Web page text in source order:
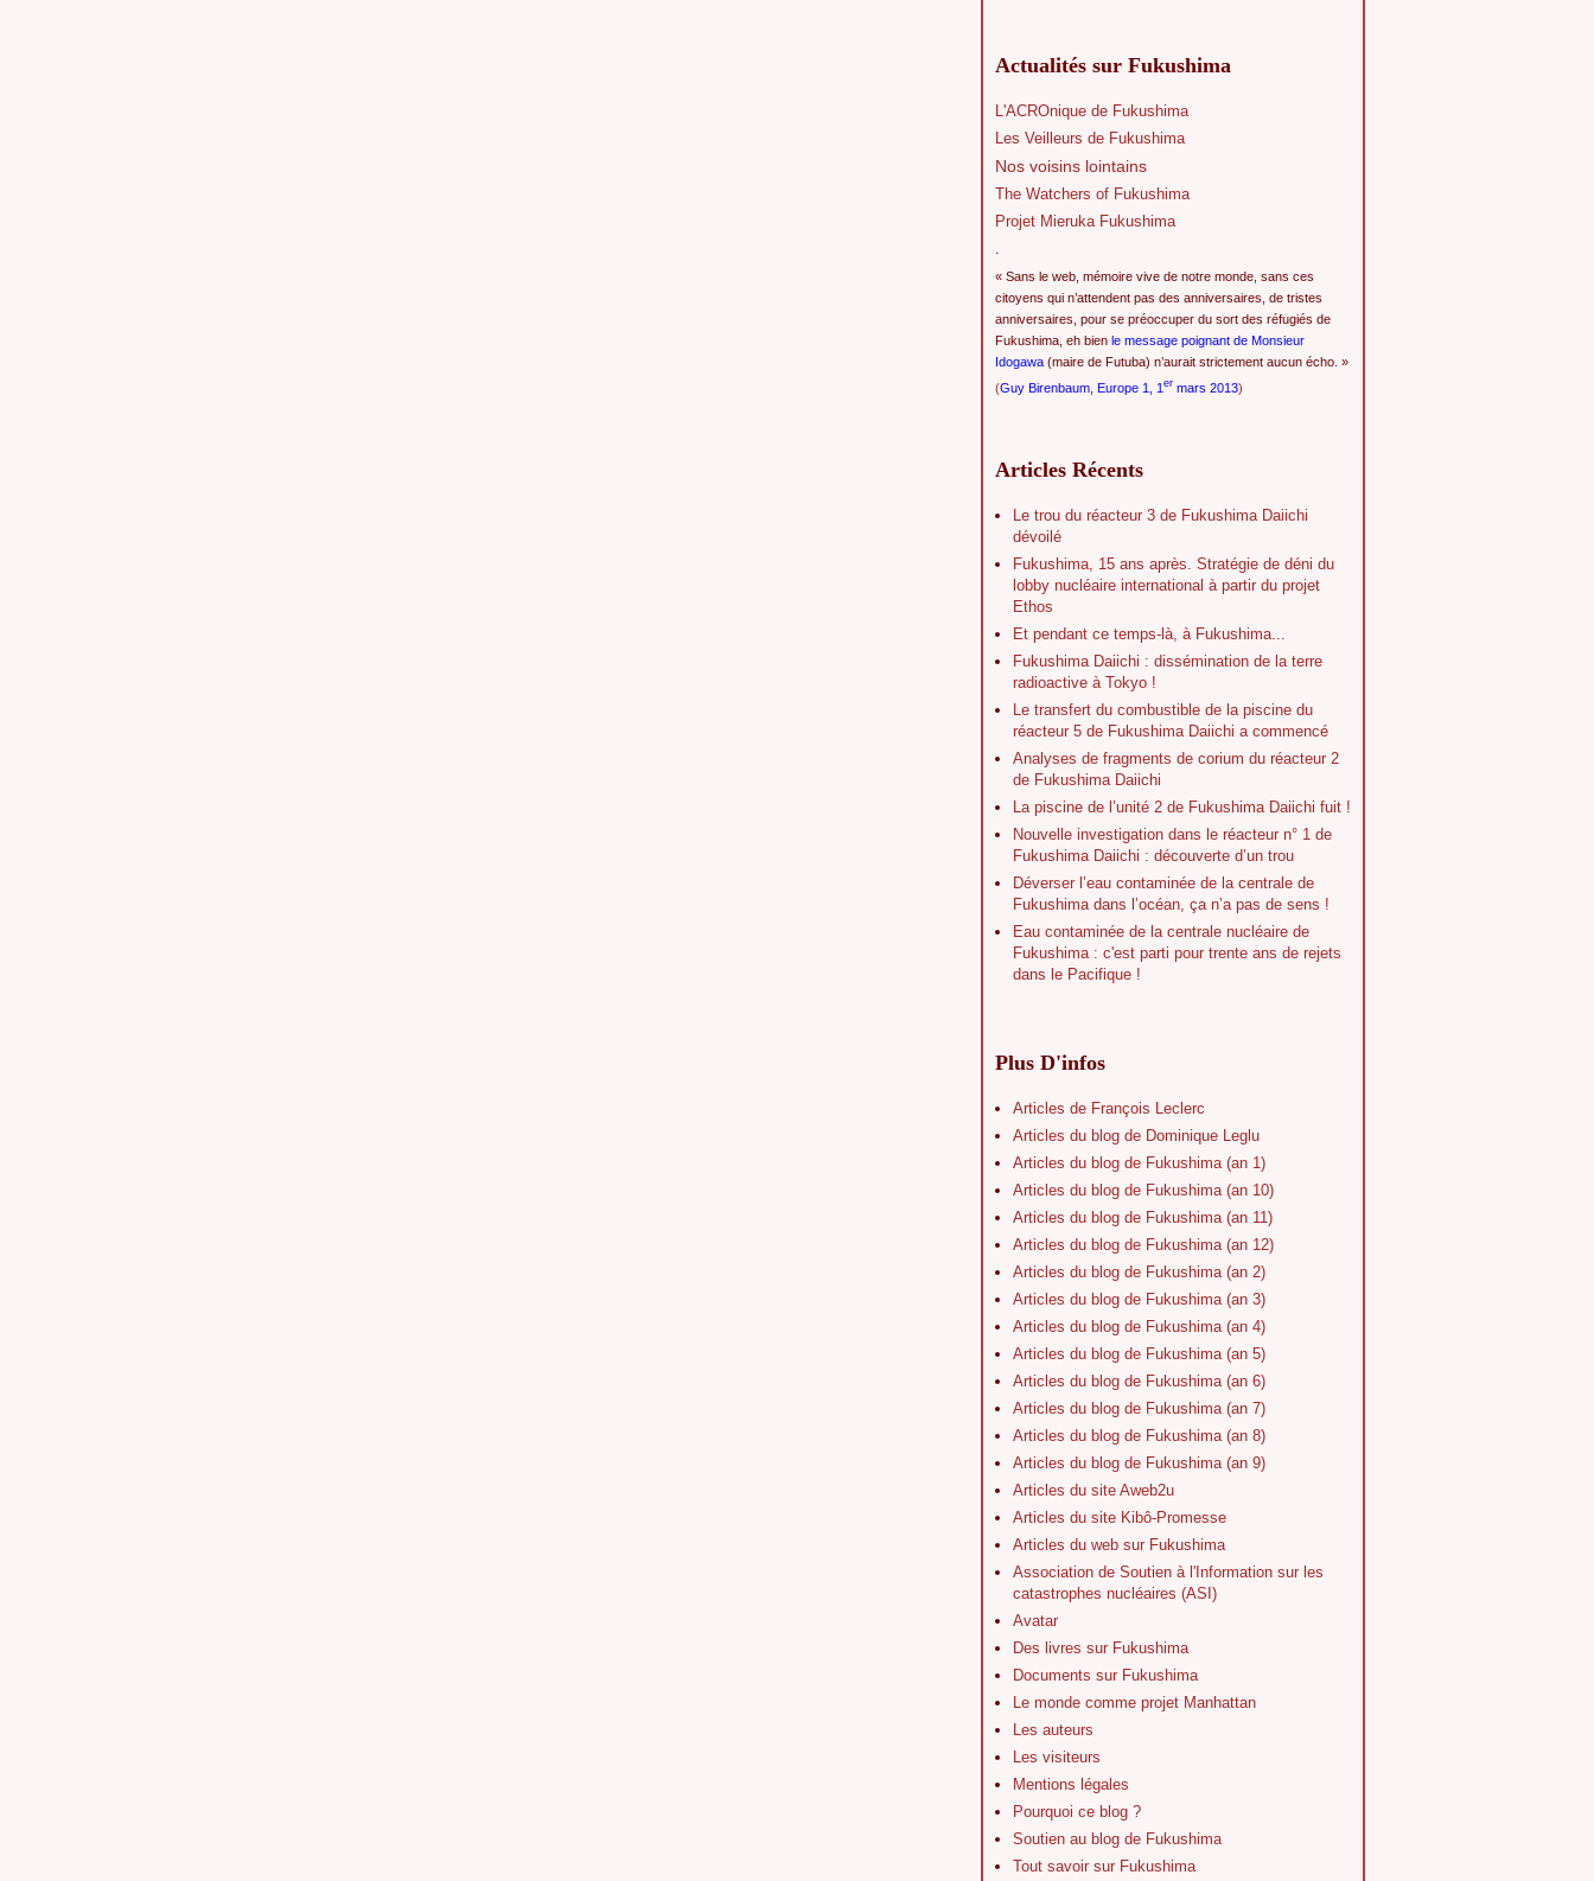
Actualités sur Fukushima
L'ACROnique de Fukushima
Les Veilleurs de Fukushima
Nos voisins lointains
The Watchers of Fukushima
Projet Mieruka Fukushima
.
« Sans le web, mémoire vive de notre monde, sans ces
citoyens qui n’attendent pas des anniversaires, de tristes
anniversaires, pour se préoccuper du sort des réfugiés de
Fukushima, eh bien le message poignant de Monsieur
Idogawa (maire de Futuba) n’aurait strictement aucun écho. »
(Guy Birenbaum, Europe 1, 1 er mars 2013)
Articles Récents
Le trou du réacteur 3 de Fukushima Daiichi
dévoilé
Fukushima, 15 ans après. Stratégie de déni du
lobby nucléaire international à partir du projet
Ethos
Et pendant ce temps-là, à Fukushima...
Fukushima Daiichi : dissémination de la terre
radioactive à Tokyo !
Le transfert du combustible de la piscine du
réacteur 5 de Fukushima Daiichi a commencé
Analyses de fragments de corium du réacteur 2
de Fukushima Daiichi
La piscine de l’unité 2 de Fukushima Daiichi fuit !
Nouvelle investigation dans le réacteur n° 1 de
Fukushima Daiichi : découverte d’un trou
Déverser l’eau contaminée de la centrale de
Fukushima dans l’océan, ça n’a pas de sens !
Eau contaminée de la centrale nucléaire de
Fukushima : c'est parti pour trente ans de rejets
dans le Pacifique !
Plus D'infos
Articles de François Leclerc
Articles du blog de Dominique Leglu
Articles du blog de Fukushima (an 1)
Articles du blog de Fukushima (an 10)
Articles du blog de Fukushima (an 11)
Articles du blog de Fukushima (an 12)
Articles du blog de Fukushima (an 2)
Articles du blog de Fukushima (an 3)
Articles du blog de Fukushima (an 4)
Articles du blog de Fukushima (an 5)
Articles du blog de Fukushima (an 6)
Articles du blog de Fukushima (an 7)
Articles du blog de Fukushima (an 8)
Articles du blog de Fukushima (an 9)
Articles du site Aweb2u
Articles du site Kibô-Promesse
Articles du web sur Fukushima
Association de Soutien à l'Information sur les
catastrophes nucléaires (ASI)
Avatar
Des livres sur Fukushima
Documents sur Fukushima
Le monde comme projet Manhattan
Les auteurs
Les visiteurs
Mentions légales
Pourquoi ce blog ?
Soutien au blog de Fukushima
Tout savoir sur Fukushima